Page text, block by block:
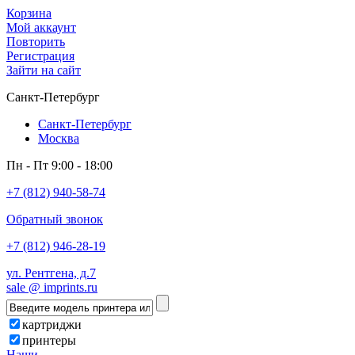
Корзина
Мой аккаунт
Повторить
Регистрация
Зайти на сайт
Санкт-Петербург
Санкт-Петербург
Москва
Пн - Пт 9:00 - 18:00
+7 (812) 940-58-74
Обратный звонок
+7 (812) 946-28-19
ул. Рентгена, д.7
sale @ imprints.ru
картриджи
принтеры